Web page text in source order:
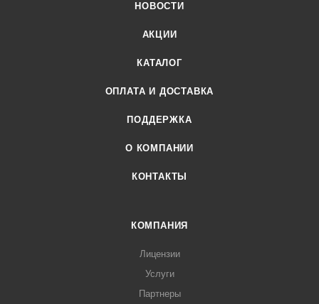
НОВОСТИ
АКЦИИ
КАТАЛОГ
ОПЛАТА И ДОСТАВКА
ПОДДЕРЖКА
О КОМПАНИИ
КОНТАКТЫ
КОМПАНИЯ
Лицензии
Услуги
Партнеры